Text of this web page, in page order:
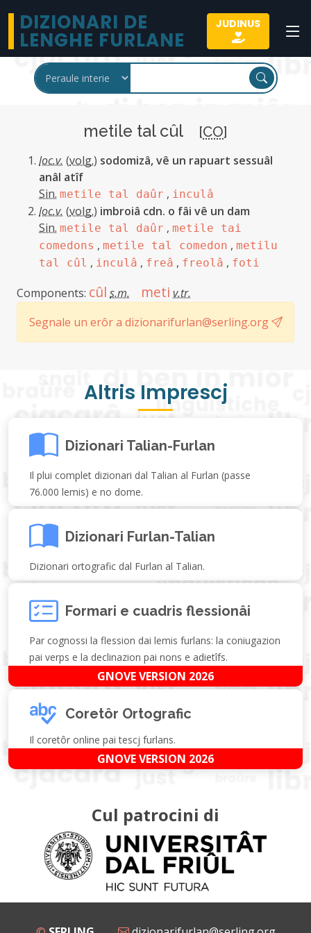
DIZIONARI DE
LENGHE FURLANE
JUDINUS
metile tal cûl [CO]
loc.v. (volg.) sodomizâ, vê un rapuart sessuâl
anâl atîf
Sin. metile tal daûr , inculâ
loc.v. (volg.) imbroiâ cdn. o fâi vê un dam
Sin. metile tal daûr , metile tai
comedons , metile tal comedon , metilu
tal cûl , inculâ , freâ , freolâ , foti
Components: cûl s.m. meti v.tr.
Segnale un erôr a dizionarifurlan@serling.org
Altris Imprescj
Dizionari Talian-Furlan
Il plui complet dizionari dal Talian al Furlan (passe
76.000 lemis) e no dome.
Dizionari Furlan-Talian
Dizionari ortografic dal Furlan al Talian.
Formari e cuadris flessionâi
Par cognossi la flession dai lemis furlans: la coniugazion
pai verps e la declinazion pai nons e adietîfs.
GNOVE VERSION 2026
Coretôr Ortografic
Il coretôr online pai tescj furlans.
GNOVE VERSION 2026
Cul patrocini di